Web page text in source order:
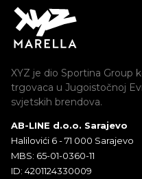
XYZ je dio Sportina Group
trgovaca u Jugoistočnoj
svjetskih brendova.
AB-LINE d.o.o. Sarajevo
Halilovići 6 - 71 000 Sarajevo
MBS: 65-01-0360-11
ID: 4201124330009